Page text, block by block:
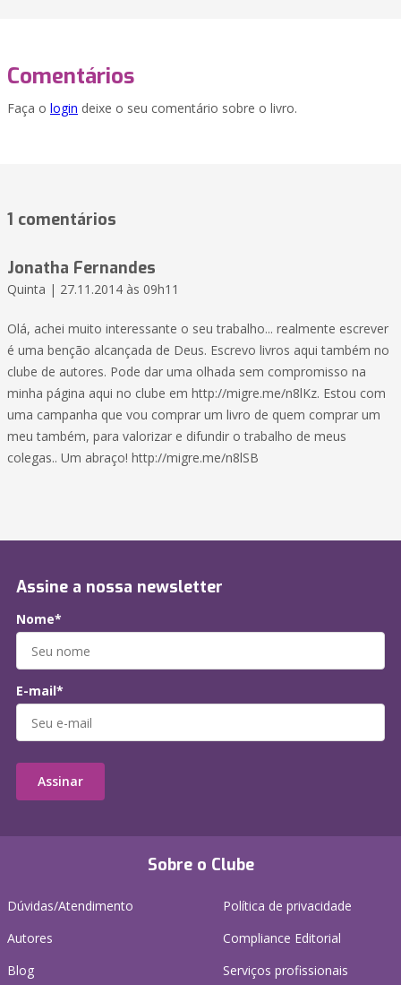
Comentários
Faça o login deixe o seu comentário sobre o livro.
1 comentários
Jonatha Fernandes
Quinta | 27.11.2014 às 09h11
Olá, achei muito interessante o seu trabalho... realmente escrever
é uma benção alcançada de Deus. Escrevo livros aqui também no
clube de autores. Pode dar uma olhada sem compromisso na
minha página aqui no clube em http://migre.me/n8lKz. Estou com
uma campanha que vou comprar um livro de quem comprar um
meu também, para valorizar e difundir o trabalho de meus
colegas.. Um abraço! http://migre.me/n8lSB
Sobre o Clube
Dúvidas/Atendimento
Autores
Blog
Política de privacidade
Compliance Editorial
Serviços profissionais
Assine a nossa newsletter
Nome*
E-mail*
Assinar